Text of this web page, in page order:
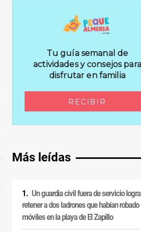
Más leídas
Un guardia civil fuera de servicio logra
retener a dos ladrones que habían robado
móviles en la playa de El Zapillo